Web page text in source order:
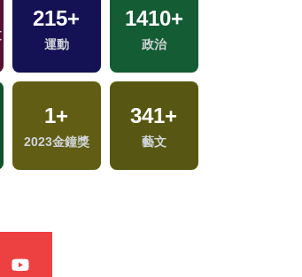
215+
運動
1410+
政治
1+
2023金鐘獎
341+
藝文